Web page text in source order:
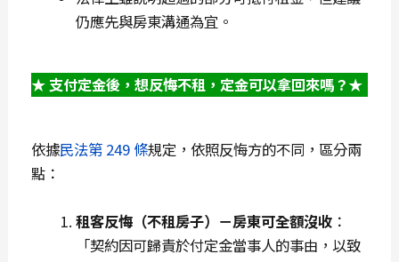
仍應先與房東溝通為宜。
★ 支付定金後，想反悔不租，定金可以拿回來嗎？★
依據民法第 249 條規定，依照反悔方的不同，區分兩
點：
租客反悔（不租房子）－房東可全額沒收：
「契約因可歸責於付定金當事人的事由，以致